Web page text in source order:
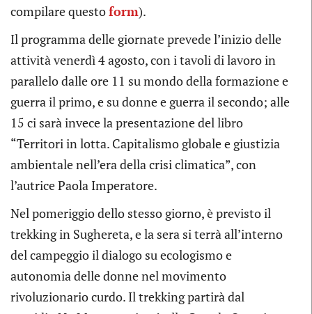
compilare questoform).
Il programma delle giornate prevede l’inizio delle
attività venerdì 4 agosto, con i tavoli di lavoro in
parallelo dalle ore 11 su mondo della formazione e
guerra il primo, e su donne e guerra il secondo; alle
15 ci sarà invece la presentazione del libro
“Territori in lotta. Capitalismo globale e giustizia
ambientale nell’era della crisi climatica”, con
l’autrice Paola Imperatore.
Nel pomeriggio dello stesso giorno, è previsto il
trekking in Sughereta, e la sera si terrà all’interno
del campeggio il dialogo su ecologismo e
autonomia delle donne nel movimento
rivoluzionario curdo. Il trekking partirà dal